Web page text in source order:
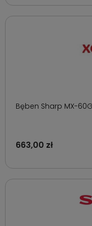
Bęben Sharp MX-
663,00 zł